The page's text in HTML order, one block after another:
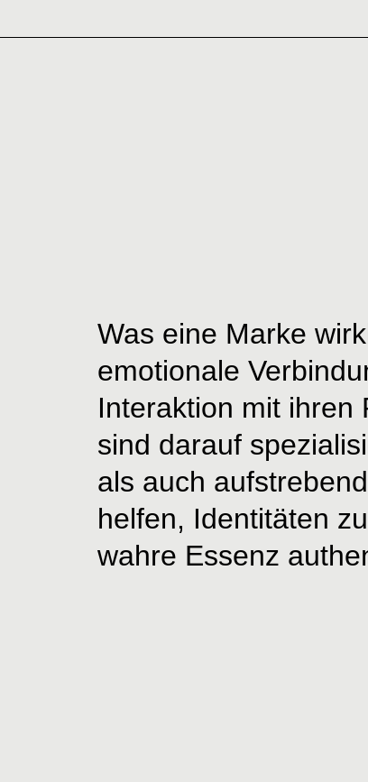
Was eine Marke
emotionale
Interaktion mit ihren
sind darauf
als auch
helfen, Identitäten
wahre Essenz